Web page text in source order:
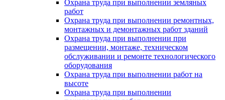
Охрана труда при выполнении земляных
работ
Охрана труда при выполнении ремонтных,
монтажных и демонтажных работ зданий
Охрана труда при выполнении при
размещении, монтаже, техническом
обслуживании и ремонте технологического
оборудования
Охрана труда при выполнении работ на
высоте
Охрана труда при выполнении